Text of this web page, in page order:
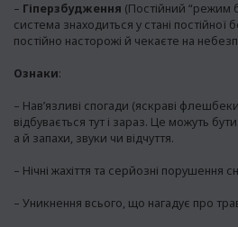
– Гіперзбудження (Постійний “режим
система знаходиться у стані постійної
постійно насторожі й чекаєте на
Ознаки:
– Нав’язливі спогади (яскраві
відбувається тут і зараз. Це можуть
а й запахи, звуки чи відчуття.
– Нічні жахіття та серйозні порушення
– Уникнення всього, що нагадує про